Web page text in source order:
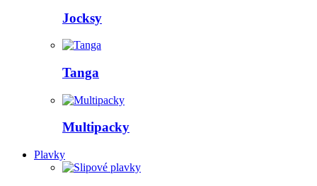
Jocksy
Tanga
Multipacky
Plavky